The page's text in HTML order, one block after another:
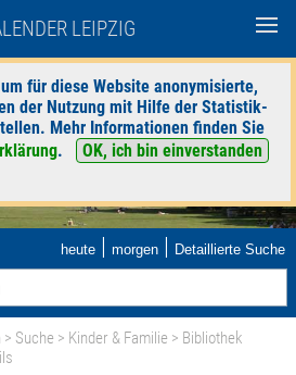
LEIPZIG
für diese Website anonymisierte,
der Nutzung mit Hilfe der Statistik-
Mehr Informationen finden Sie
.
OK, ich bin einverstanden
heute | morgen | Detaillierte Suche
> Suche > Kinder & Familie > Bibliothek